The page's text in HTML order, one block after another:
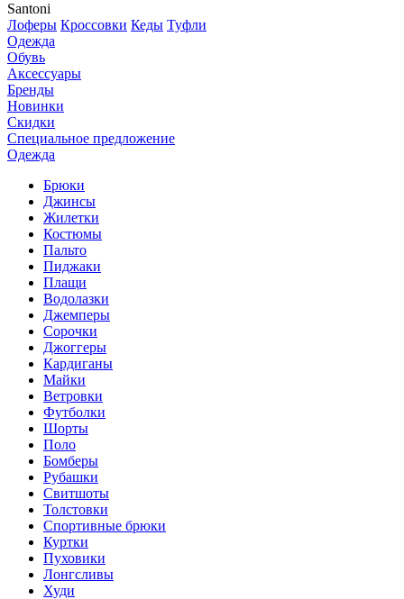
Santoni
Лоферы Кроссовки Кеды Туфли
Одежда
Обувь
Аксессуары
Бренды
Новинки
Скидки
Специальное предложение
Одежда
Брюки
Джинсы
Жилетки
Костюмы
Пальто
Пиджаки
Плащи
Водолазки
Джемперы
Сорочки
Джоггеры
Кардиганы
Майки
Ветровки
Футболки
Шорты
Поло
Бомберы
Рубашки
Свитшоты
Толстовки
Спортивные брюки
Куртки
Пуховики
Лонгсливы
Худи